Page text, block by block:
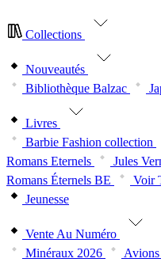
Collections
Nouveautés
Bibliothèque Balzac
Livres
Barbie Fashion collection
Romans Eternels
Jules
Romans Éternels BE
Voir
Jeunesse
Vente Au Numéro
Minéraux 2026